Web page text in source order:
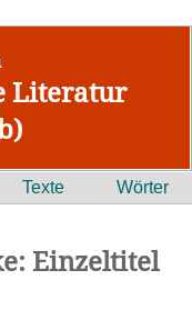
Literatur
Texte Wörter
Einzeltitel